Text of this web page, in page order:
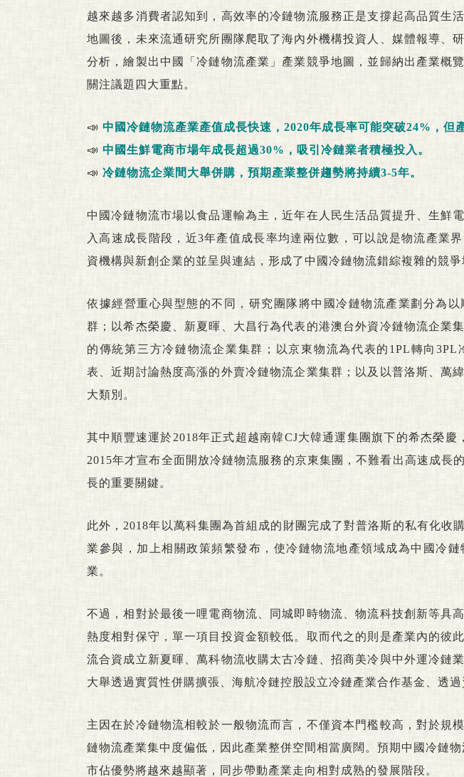
越來越多消費者認知到，高效率的冷鏈物流服務正是支撐起高品質生
地圖後，未來流通研究所團隊爬取了海內外機構投資人、媒體報導、
分析，繪製出中國「冷鏈物流產業」產業競爭地圖，並歸納出產業概
關注議題四大重點。
📣 中國冷鏈物流產業產值成長快速，2020年成長率可能突破24%，但
📣 中國生鮮電商市場年成長超過30%，吸引冷鏈業者積極投入。
📣 冷鏈物流企業間大舉併購，預期產業整併趨勢將持續3-5年。
中國冷鏈物流市場以食品運輸為主，近年在人民生活品質提升、生鮮
入高速成長階段，近3年產值成長率均達兩位數，可以說是物流產業
資機構與新創企業的並呈與連結，形成了中國冷鏈物流錯綜複雜的競爭
依據經營重心與型態的不同，研究團隊將中國冷鏈物流產業劃分為
群；以希杰榮慶、新夏暉、大昌行為代表的港澳台外資冷鏈物流企業
的傳統第三方冷鏈物流企業集群；以京東物流為代表的1PL轉向
表、近期討論熱度高漲的外賣冷鏈物流企業集群；以及以普洛斯、萬
大類別。
其中順豐速運於2018年正式超越南韓CJ大韓通運集團旗下的希杰榮
2015年才宣布全面開放冷鏈物流服務的京東集團，不難看出高速成長
長的重要關鍵。
此外，2018年以萬科集團為首組成的財團完成了對普洛斯的私有化收
業參與，加上相關政策頻繁發布，使冷鏈物流地產領域成為中國冷
業。
不過，相對於最後一哩電商物流、同城即時物流、物流科技創新等具
熱度相對保守，單一項目投資金額較低。取而代之的則是產業內的彼
流合資成立新夏暉、萬科物流收購太古冷鏈、招商美冷與中外運冷鏈
大舉透過實質性併購擴張、海航冷鏈控股設立冷鏈產業合作基金、透過
主因在於冷鏈物流相較於一般物流而言，不僅資本門檻較高，對於規
鏈物流產業集中度偏低，因此產業整併空間相當廣闊。預期中國冷鏈
市佔優勢將越來越顯著，同步帶動產業走向相對成熟的發展階段。